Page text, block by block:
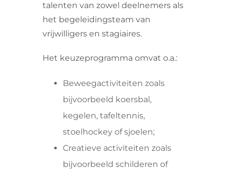
talenten van zowel deelnemers als
het begeleidingsteam van
vrijwilligers en stagiaires.
Het keuzeprogramma omvat o.a.:
Beweegactiviteiten zoals
bijvoorbeeld koersbal,
kegelen, tafeltennis,
stoelhockey of sjoelen;
Creatieve activiteiten zoals
bijvoorbeeld schilderen of